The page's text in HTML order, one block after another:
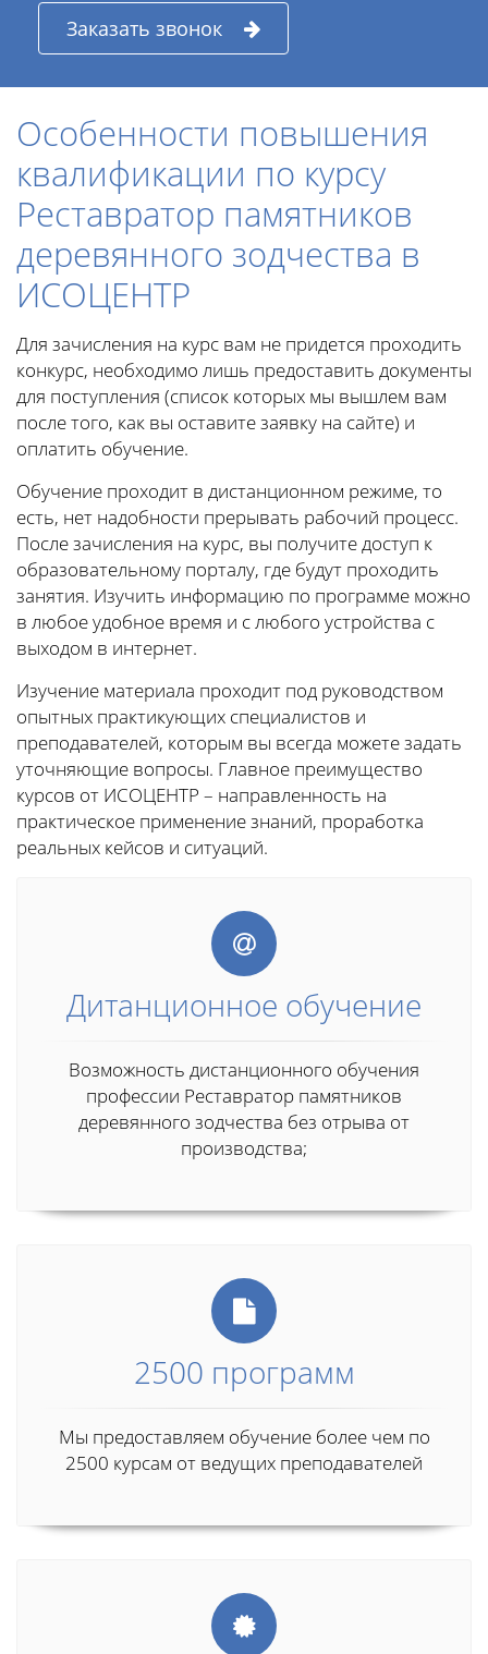
Заказать звонок
Особенности повышения
квалификации по курсу
Реставратор памятников
деревянного зодчества в
ИСОЦЕНТР
Для зачисления на курс вам не придется проходить
конкурс, необходимо лишь предоставить документы
для поступления (список которых мы вышлем вам
после того, как вы оставите заявку на сайте) и
оплатить обучение.
Обучение проходит в дистанционном режиме, то
есть, нет надобности прерывать рабочий процесс.
После зачисления на курс, вы получите доступ к
образовательному порталу, где будут проходить
занятия. Изучить информацию по программе можно
в любое удобное время и с любого устройства с
выходом в интернет.
Изучение материала проходит под руководством
опытных практикующих специалистов и
преподавателей, которым вы всегда можете задать
уточняющие вопросы. Главное преимущество
курсов от ИСОЦЕНТР – направленность на
практическое применение знаний, проработка
реальных кейсов и ситуаций.
Дитанционное обучение
Возможность дистанционного обучения
профессии Реставратор памятников
деревянного зодчества без отрыва от
производства;
2500 программ
Мы предоставляем обучение более чем по
2500 курсам от ведущих преподавателей